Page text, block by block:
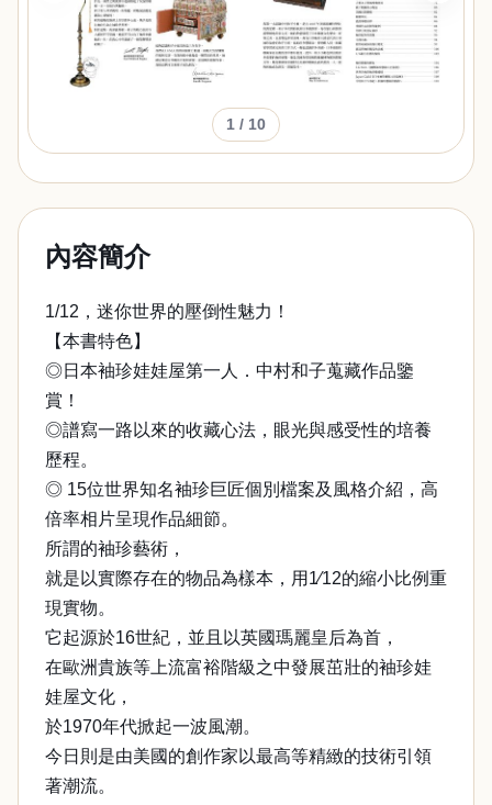
1 / 10
內容簡介
1/12，迷你世界的壓倒性魅力！
【本書特色】
◎日本袖珍娃娃屋第一人．中村和子蒐藏作品鑒
賞！
◎譜寫一路以來的收藏心法，眼光與感受性的培養
歷程。
◎ 15位世界知名袖珍巨匠個別檔案及風格介紹，高
倍率相片呈現作品細節。
所謂的袖珍藝術，
就是以實際存在的物品為樣本，用1∕12的縮小比例重
現實物。
它起源於16世紀，並且以英國瑪麗皇后為首，
在歐洲貴族等上流富裕階級之中發展茁壯的袖珍娃
娃屋文化，
於1970年代掀起一波風潮。
今日則是由美國的創作家以最高等精緻的技術引領
著潮流。